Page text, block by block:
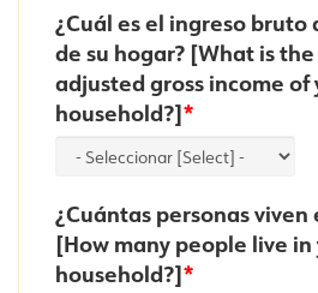
¿Cuál es el ingreso
de su hogar? [What is
adjusted gross income of
household?]
¿Cuántas personas viven
[How many people live in
household?]